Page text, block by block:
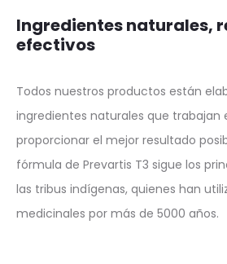
Ingredientes naturales,
efectivos
Todos nuestros productos están
ingredientes naturales que trabajan
proporcionar el mejor resultado
fórmula de Prevartis T3 sigue los
las tribus indígenas, quienes han
medicinales por más de 5000 años.